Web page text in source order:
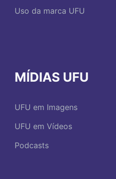
Uso da marca UFU
MÍDIAS UFU
UFU em Imagens
UFU em Vídeos
Podcasts